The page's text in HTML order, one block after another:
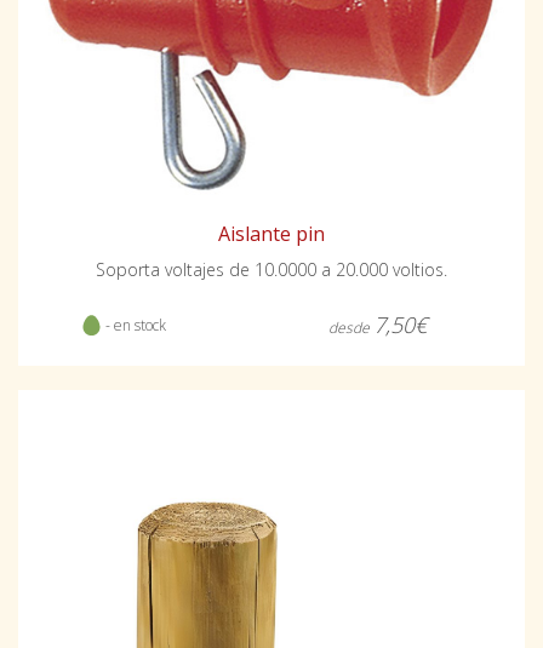
Aislante pin
Soporta voltajes de 10.0000 a 20.000 voltios.
- en stock desde 7,50€